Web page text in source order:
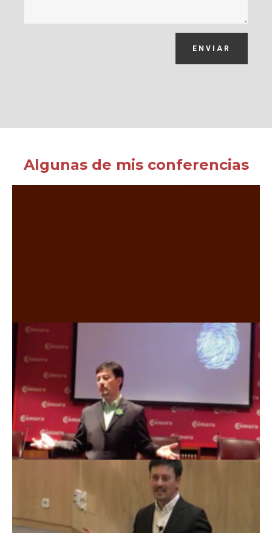
ENVIAR
Algunas de mis conferencias
ASOCIACIÓN ESPAÑOLA DE
RESPONSABLES DE COMPRAS Y
APROVISIONAMIENTOS (AERCE)
CÁMARA DE COMERCIO DE OURENSE